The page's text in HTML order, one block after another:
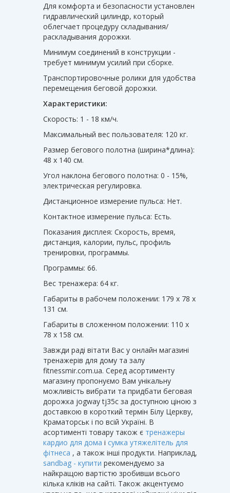
Для комфорта и безопасности установлен
гидравлический цилиндр, который
облегчает процедуру складывания/
раскладывания дорожки.
Минимум соединений в конструкции -
требует минимум усилий при сборке.
Транспортировочные ролики для удобства
перемещения беговой дорожки.
Характеристики:
Скорость: 1 - 18 км/ч.
Максимальный вес пользователя: 120 кг.
Размер бегового полотна (ширина*длина):
48 х 140 см.
Угол наклона бегового полотна: 0 - 15%,
электрическая регулировка.
Дистанционное измерение пульса: Нет.
Контактное измерение пульса: Есть.
Показания дисплея: Cкорость, время,
дистанция, калории, пульс, профиль
тренировки, программы.
Программы: 66.
Вес тренажера: 64 кг.
Габариты в рабочем положении: 179 x 78 x
131 см.
Габариты в сложенном положении: 110 x
78 x 158 см.
Завжди раді вітати Вас у онлайн магазині
тренажерів для дому та залу
fitnessmir.com.ua. Серед асортименту
магазину пропонуємо Вам унікальну
можливість вибрати та придбати беговая
дорожка jogway tj35c за доступною ціною з
доставкою в короткий термін Білу Церкву,
Краматорськ і по всій Україні. В
асортименті товару також є тренажеры
кардио для дома і сумка утяжелітель для
фітнеса , а також інші продукти. Наприклад,
sandbag - купити рекомендуємо за
найкращою вартістю зробивши всього
кілька кліків на сайті. Також акцентуємо